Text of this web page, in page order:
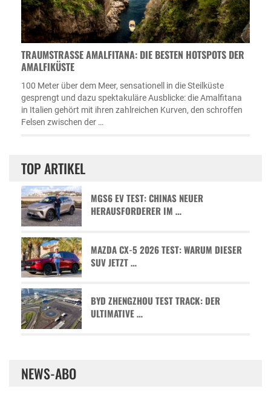
TRAUMSTRASSE AMALFITANA: DIE BESTEN HOTSPOTS DER A
MALFIKÜSTE
100 Meter über dem Meer, sensationell in die Steilküste
gesprengt und dazu spektakuläre Ausblicke: die Amalfitana
in Italien gehört mit ihren zahlreichen Kurven, den schroffen
Felsen zwischen der …
TOP ARTIKEL
MGS6 EV TEST: CHINAS NEUER
HERAUSFORDERER IM …
MAZDA CX-5 2026 TEST: WARUM DIESER
SUV JETZT …
BYD ZHENGZHOU TEST TRACK: DER
ULTIMATIVE …
NEWS-ABO